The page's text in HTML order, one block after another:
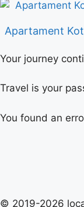
Apartament
Your journey
Travel is your
You found an
© 2019-2026